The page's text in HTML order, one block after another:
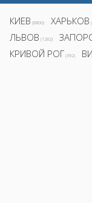
КИЕВ (8800) ХАРЬКОВ
ЛЬВОВ (1282)
КРИВОЙ РОГ (392)